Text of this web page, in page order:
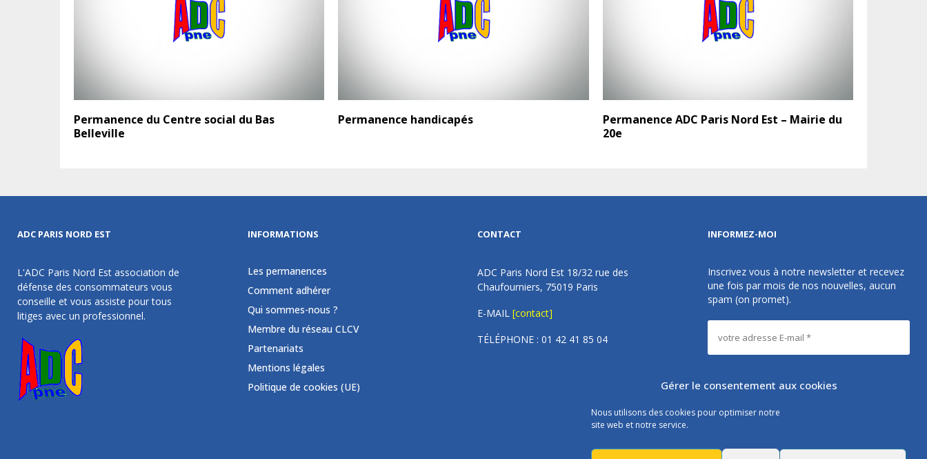
Gérer le consentement aux cookies
Nous utilisons des cookies pour optimiser notre
site web et notre service.
Permanence du Centre social du Bas
Belleville
Permanence handicapés
Permanence ADC Paris Nord Est – Mairie du
20e
ADC PARIS NORD EST
L'ADC Paris Nord Est association de
défense des consommateurs vous
conseille et vous assiste pour tous
litiges avec un professionnel.
INFORMATIONS
Les permanences
Comment adhérer
Qui sommes-nous ?
Membre du réseau CLCV
Partenariats
Mentions légales
Politique de cookies (UE)
CONTACT
ADC Paris Nord Est 18/32 rue des
Chaufourniers, 75019 Paris
E-MAIL [contact]
TÉLÉPHONE : 01 42 41 85 04
INFORMEZ-MOI
Inscrivez vous à notre newsletter et recevez
une fois par mois de nos nouvelles, aucun
spam (on promet).
Les instructions pour vous désabonner sont